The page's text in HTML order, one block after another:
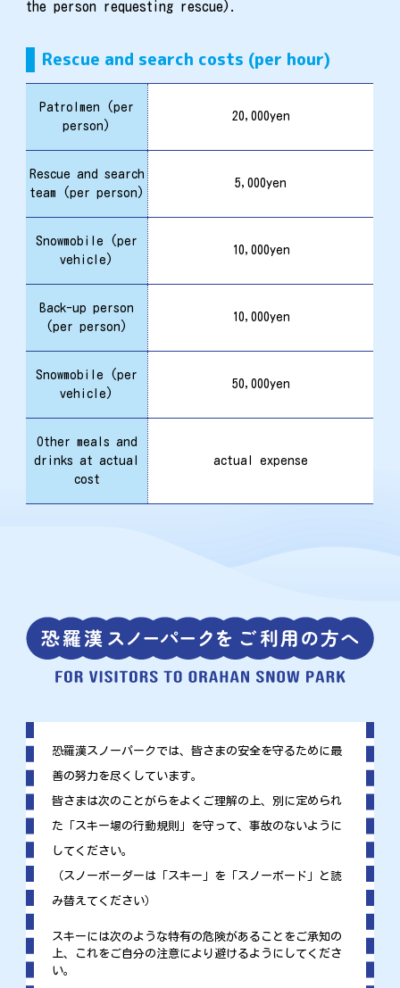
the person requesting rescue).
Rescue and search costs (per hour)
Patrolmen (per
person)
20,000yen
Rescue and search
team (per person)
5,000yen
Snowmobile (per
vehicle)
10,000yen
Back-up person
(per person)
10,000yen
Snowmobile (per
vehicle)
50,000yen
Other meals and
drinks at actual
cost
actual expense
恐羅漢スノーパークでは、皆さまの安全を守るために最
善の努力を尽くしています。
皆さまは次のことがらをよくご理解の上、別に定められ
た「スキー場の行動規則」を守って、事故のないように
してください。
（スノーボーダーは「スキー」を「スノーボード」と読
み替えてください）
スキーには次のような特有の危険があることをご承知の
上、これをご自分の注意により避けるようにしてくださ
い。